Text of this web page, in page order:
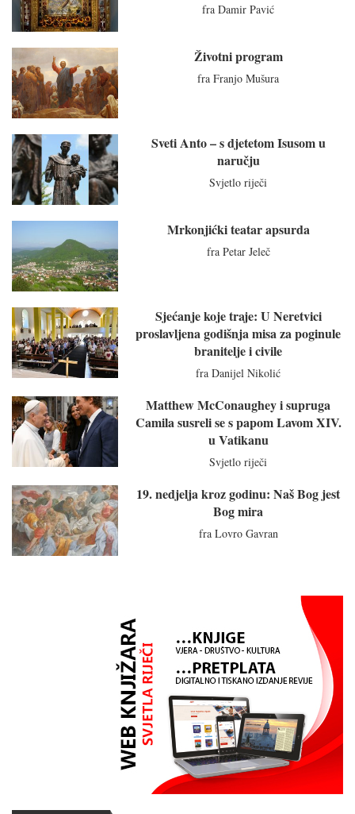
fra Damir Pavić
Životni program
fra Franjo Mušura
Sveti Anto – s djetetom Isusom u
naručju
Svjetlo riječi
Mrkonjićki teatar apsurda
fra Petar Jeleč
Sjećanje koje traje: U Neretvici
proslavljena godišnja misa za poginule
branitelje i civile
fra Danijel Nikolić
Matthew McConaughey i supruga
Camila susreli se s papom Lavom XIV.
u Vatikanu
Svjetlo riječi
19. nedjelja kroz godinu: Naš Bog jest
Bog mira
fra Lovro Gavran